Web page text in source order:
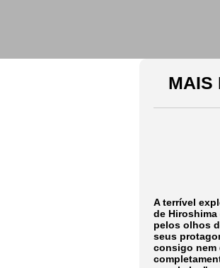
MAIS
A terrível
de
pelos olhos
seus
consigo nem